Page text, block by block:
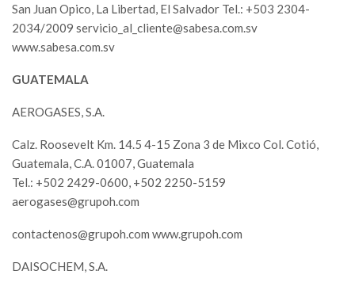
San Juan Opico, La Libertad, El Salvador Tel.: +503 2304-
2034/2009 servicio_al_cliente@sabesa.com.sv
www.sabesa.com.sv
GUATEMALA
AEROGASES, S.A.
Calz. Roosevelt Km. 14.5 4-15 Zona 3 de Mixco Col. Cotió,
Guatemala, C.A. 01007, Guatemala
Tel.: +502 2429-0600, +502 2250-5159
aerogases@grupoh.com
contactenos@grupoh.com www.grupoh.com
DAISOCHEM, S.A.